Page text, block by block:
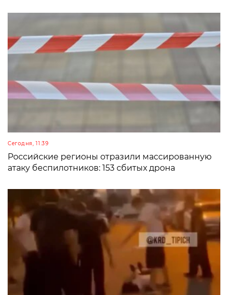
Сегодня, 11:39
Российские регионы отразили массированную
атаку беспилотников: 153 сбитых дрона